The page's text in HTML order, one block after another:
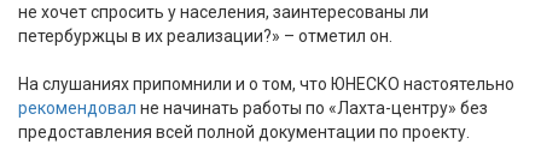
не хочет спросить у населения, заинтересованы ли
петербуржцы в их реализации?» – отметил он.
На слушаниях припомнили и о том, что ЮНЕСКО настоятельно
рекомендовал не начинать работы по «Лахта-центру» без
предоставления всей полной документации по проекту.